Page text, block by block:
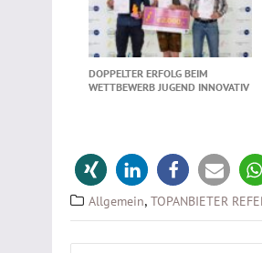
DOPPELTER ERFOLG BEIM
WETTBEWERB JUGEND INNOVATIV
Allgemein, TOPANBIETER